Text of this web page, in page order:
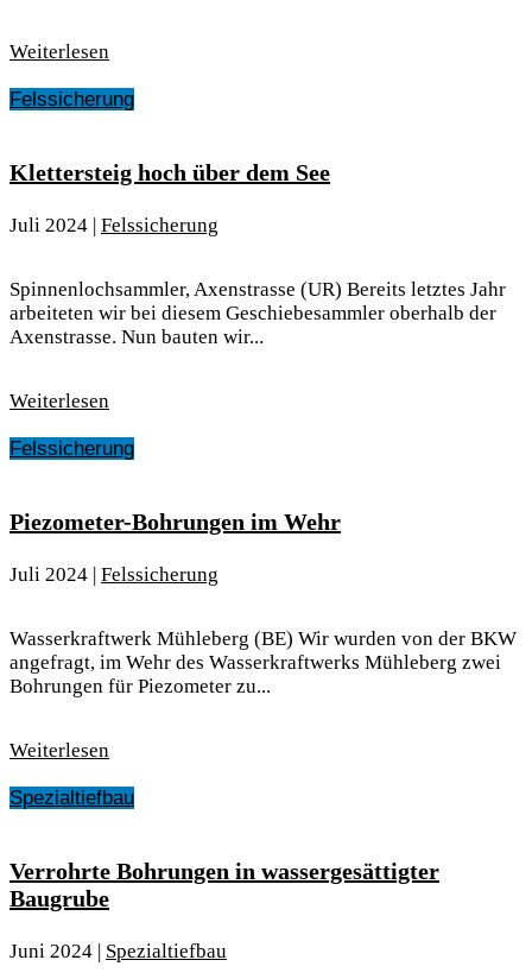
Weiterlesen
Felssicherung
Klettersteig hoch über dem See
Juli 2024 | Felssicherung
Spinnenlochsammler, Axenstrasse (UR) Bereits letztes Jahr
arbeiteten wir bei diesem Geschiebesammler oberhalb der
Axenstrasse. Nun bauten wir...
Weiterlesen
Felssicherung
Piezometer-Bohrungen im Wehr
Juli 2024 | Felssicherung
Wasserkraftwerk Mühleberg (BE) Wir wurden von der BKW
angefragt, im Wehr des Wasserkraftwerks Mühleberg zwei
Bohrungen für Piezometer zu...
Weiterlesen
Spezialtiefbau
Verrohrte Bohrungen in wassergesättigter
Baugrube
Juni 2024 | Spezialtiefbau